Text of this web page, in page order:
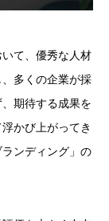
て、優秀な人材
多くの企業が採
期待する成果を
かび上がってき
ンディング」の